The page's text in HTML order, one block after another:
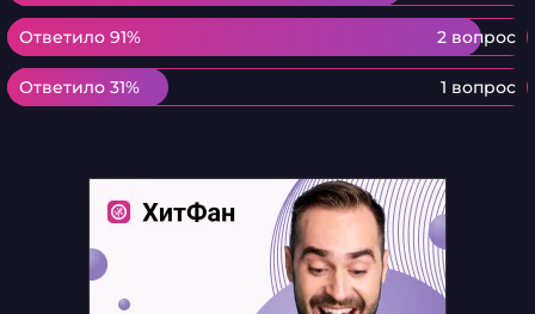
Ответило 91% 2 вопрос
Ответило 91%
Ответило 31% 1 вопрос
Ответило 31%